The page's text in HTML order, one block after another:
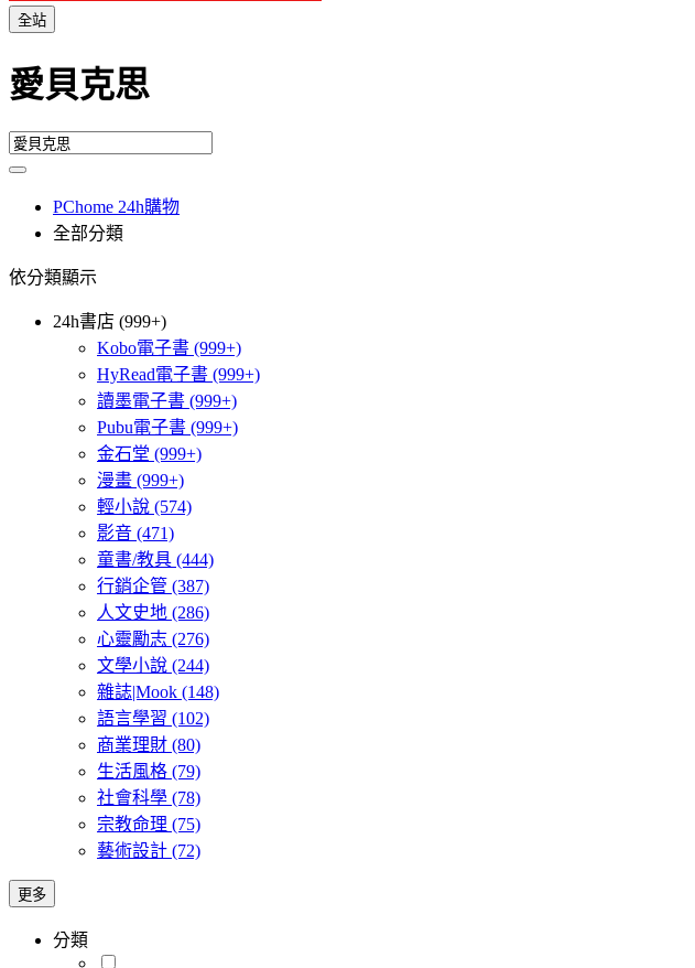
全站
愛貝克思
PChome 24h購物
全部分類
依分類顯示
24h書店 (999+)
Kobo電子書 (999+)
HyRead電子書 (999+)
讀墨電子書 (999+)
Pubu電子書 (999+)
金石堂 (999+)
漫畫 (999+)
輕小說 (574)
影音 (471)
童書/教具 (444)
行銷企管 (387)
人文史地 (286)
心靈勵志 (276)
文學小說 (244)
雜誌|Mook (148)
語言學習 (102)
商業理財 (80)
生活風格 (79)
社會科學 (78)
宗教命理 (75)
藝術設計 (72)
更多
分類